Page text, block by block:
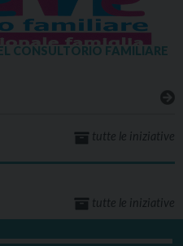
CONSULTORIO FAMILIARE
tutte le iniziative
tutte le iniziative